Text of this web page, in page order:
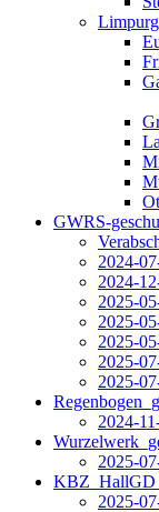
GWRS-
2024-
2024-
2025-
2025-
2025-
2025-
2025-
2024-
2025-
2025-